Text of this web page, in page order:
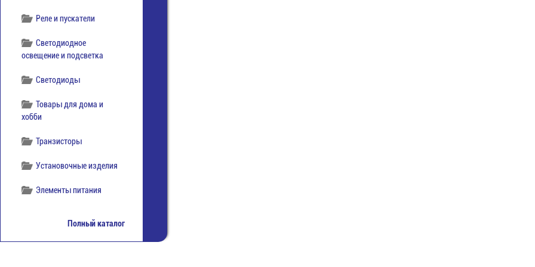
Реле и пускатели
Светодиодное
освещение и подсветка
Светодиоды
Товары для дома и
хобби
Транзисторы
Установочные изделия
Элементы питания
Полный каталог